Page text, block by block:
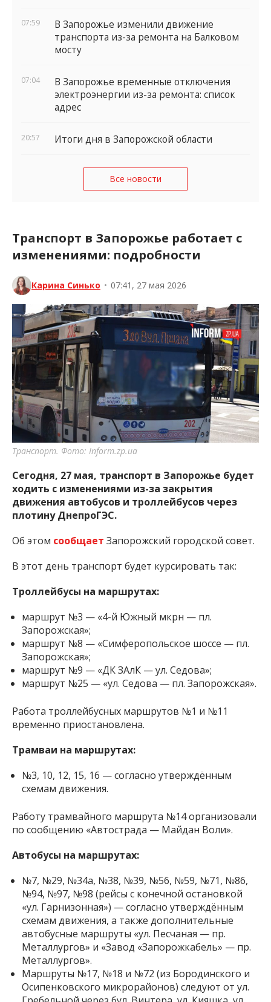
07:59
В Запорожье изменили движение
транспорта из-за ремонта на Балковом
мосту
07:04
В Запорожье временные отключения
электроэнергии из-за ремонта: список
адрес
20:57 Итоги дня в Запорожской области
Все новости
Транспорт в Запорожье работает с
изменениями: подробности
Карина Синько • 07:41, 27 мая 2026
Транспорт. Фото: Inform.zp.ua
Сегодня, 27 мая, транспорт в Запорожье будет
ходить с изменениями из-за закрытия
движения автобусов и троллейбусов через
плотину ДнепроГЭС.
Об этом сообщает Запорожский городской совет.
В этот день транспорт будет курсировать так:
Троллейбусы на маршрутах:
маршрут №3 — «4-й Южный мкрн — пл.
Запорожская»;
маршрут №8 — «Симферопольское шоссе — пл.
Запорожская»;
маршрут №9 — «ДК ЗАлК — ул. Седова»;
маршрут №25 — «ул. Седова — пл. Запорожская».
Работа троллейбусных маршрутов №1 и №11
временно приостановлена.
Трамваи на маршрутах:
№3, 10, 12, 15, 16 — согласно утверждённым
схемам движения.
Работу трамвайного маршрута №14 организовали
по сообщению «Автострада — Майдан Воли».
Автобусы на маршрутах:
№7, №29, №34а, №38, №39, №56, №59, №71, №86,
№94, №97, №98 (рейсы с конечной остановкой
«ул. Гарнизонная») — согласно утверждённым
схемам движения, а также дополнительные
автобусные маршруты «ул. Песчаная — пр.
Металлургов» и «Завод «Запорожкабель» — пр.
Металлургов».
Маршруты №17, №18 и №72 (из Бородинского и
Осипенковского микрорайонов) следуют от ул.